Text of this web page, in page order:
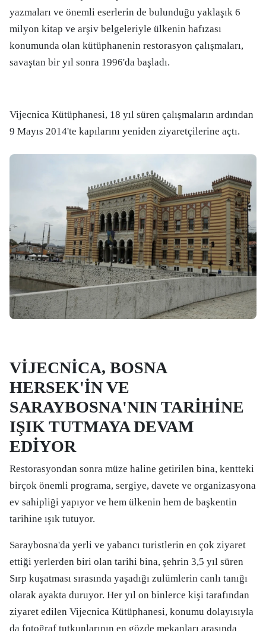
yazmaları ve önemli eserlerin de bulunduğu yaklaşık 6
milyon kitap ve arşiv belgeleriyle ülkenin hafızası
konumunda olan kütüphanenin restorasyon çalışmaları,
savaştan bir yıl sonra 1996'da başladı.
Vijecnica Kütüphanesi, 18 yıl süren çalışmaların ardından
9 Mayıs 2014'te kapılarını yeniden ziyaretçilerine açtı.
VİJECNİCA, BOSNA
HERSEK'İN VE
SARAYBOSNA'NIN TARİHİNE
IŞIK TUTMAYA DEVAM
EDİYOR
Restorasyondan sonra müze haline getirilen bina, kentteki
birçok önemli programa, sergiye, davete ve organizasyona
ev sahipliği yapıyor ve hem ülkenin hem de başkentin
tarihine ışık tutuyor.
Saraybosna'da yerli ve yabancı turistlerin en çok ziyaret
ettiği yerlerden biri olan tarihi bina, şehrin 3,5 yıl süren
Sırp kuşatması sırasında yaşadığı zulümlerin canlı tanığı
olarak ayakta duruyor. Her yıl on binlerce kişi tarafından
ziyaret edilen Vijecnica Kütüphanesi, konumu dolayısıyla
da fotoğraf tutkunlarının en gözde mekanları arasında